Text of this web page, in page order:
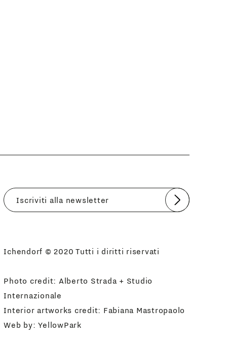
Invia
Ichendorf © 2020 Tutti i diritti riservati
Photo credit: Alberto Strada + Studio
Internazionale
Interior artworks credit: Fabiana Mastropaolo
Web by:YellowPark